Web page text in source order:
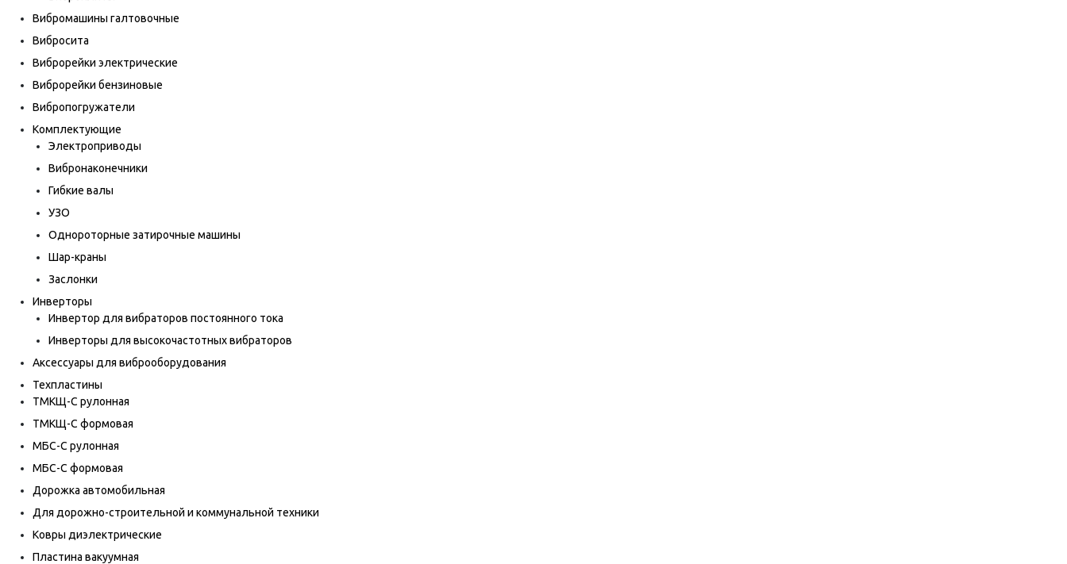
Вибромашины галтовочные
Вибросита
Виброрейки электрические
Виброрейки бензиновые
Вибропогружатели
Комплектующие
Электроприводы
Вибронаконечники
Гибкие валы
УЗО
Однороторные затирочные машины
Шар-краны
Заслонки
Инверторы
Инвертор для вибраторов постоянного тока
Инверторы для высокочастотных вибраторов
Аксессуары для виброоборудования
Техпластины
ТМКЩ-С рулонная
ТМКЩ-С формовая
МБС-С рулонная
МБС-С формовая
Дорожка автомобильная
Для дорожно-строительной и коммунальной техники
Ковры диэлектрические
Пластина вакуумная